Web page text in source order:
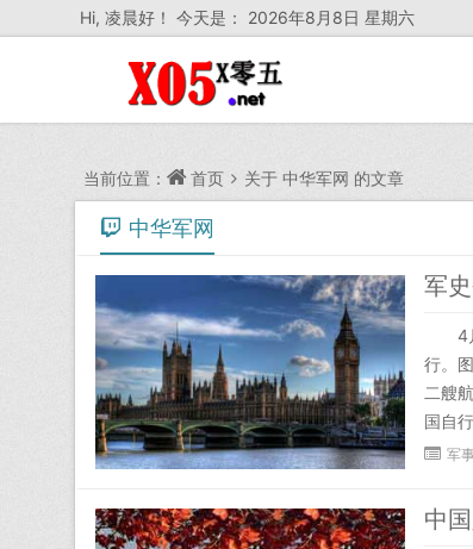
Hi, 凌晨好！ 今天是： 2026年8月8日 星期六
当前位置： 首页 关于 中华军网 的文章
中华军网
4月
行。
二艘
国自
军
中